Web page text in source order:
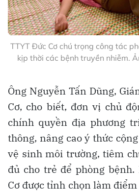
TTYT Đức Cơ chú trọng công tác
kịp thời các bệnh truyền nhiễm.
Ông Nguyễn Tấn Dũng,
Cơ, cho biết, đơn vị chủ
chính quyền địa phương
thông, nâng cao ý thức
vệ sinh môi trường, tiêm
đủ cho trẻ để phòng
Cơ được tỉnh chọn làm